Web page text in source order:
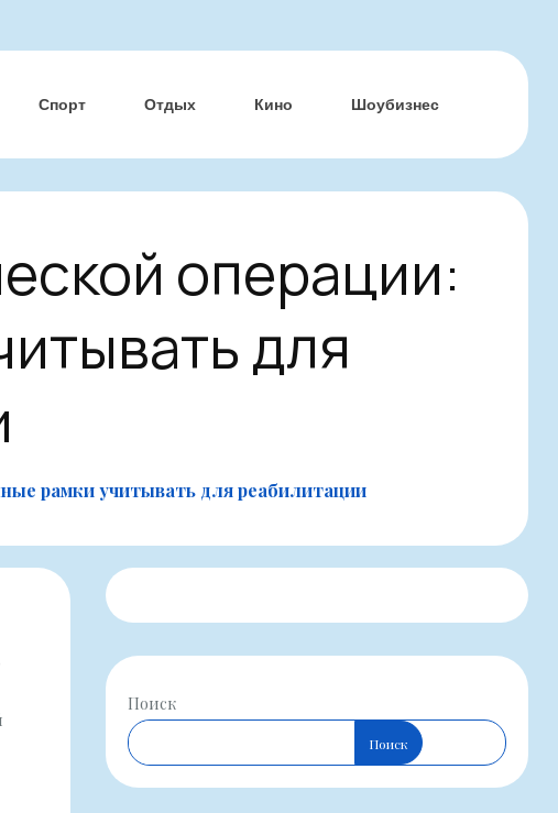
Спорт Отдых Кино Шоубизнес
операции:
для
рамки учитывать для реабилитации
Поиск
Поиск